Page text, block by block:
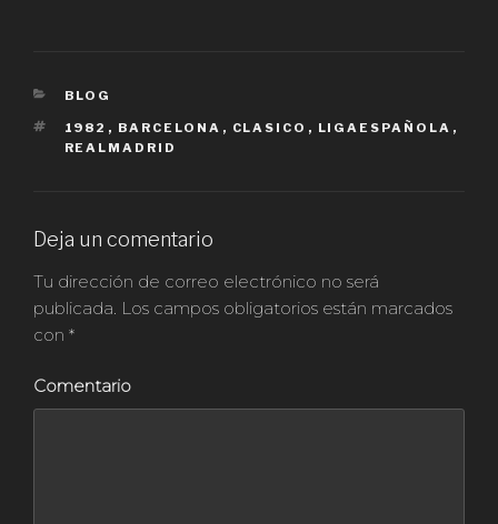
CATEGORÍAS
BLOG
ETIQUETAS
1982 , BARCELONA , CLASICO , LIGAESPAÑOLA ,
REALMADRID
Deja un comentario
Tu dirección de correo electrónico no será
publicada. Los campos obligatorios están marcados
con *
Comentario